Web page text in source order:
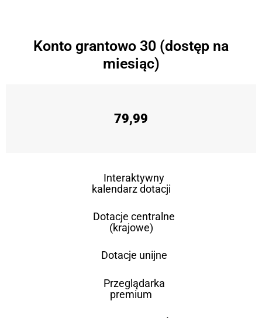
Konto grantowo 30 (dostęp na
miesiąc)
79,99
Interaktywny
kalendarz dotacji
Dotacje centralne
(krajowe)
Dotacje unijne
Przeglądarka
premium